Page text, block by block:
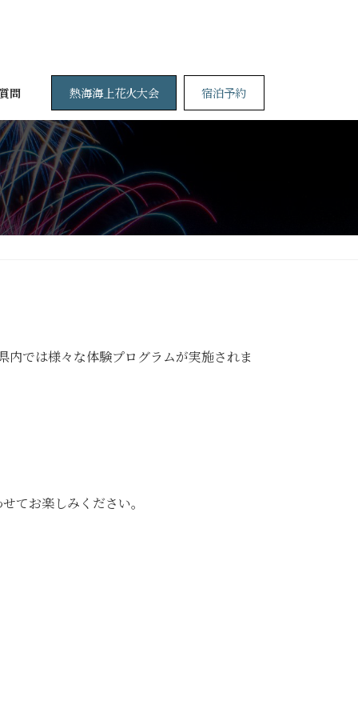
問 熱海海上花火大会 宿泊予約
では様々な体験プログラムが実施されま
てお楽しみください。